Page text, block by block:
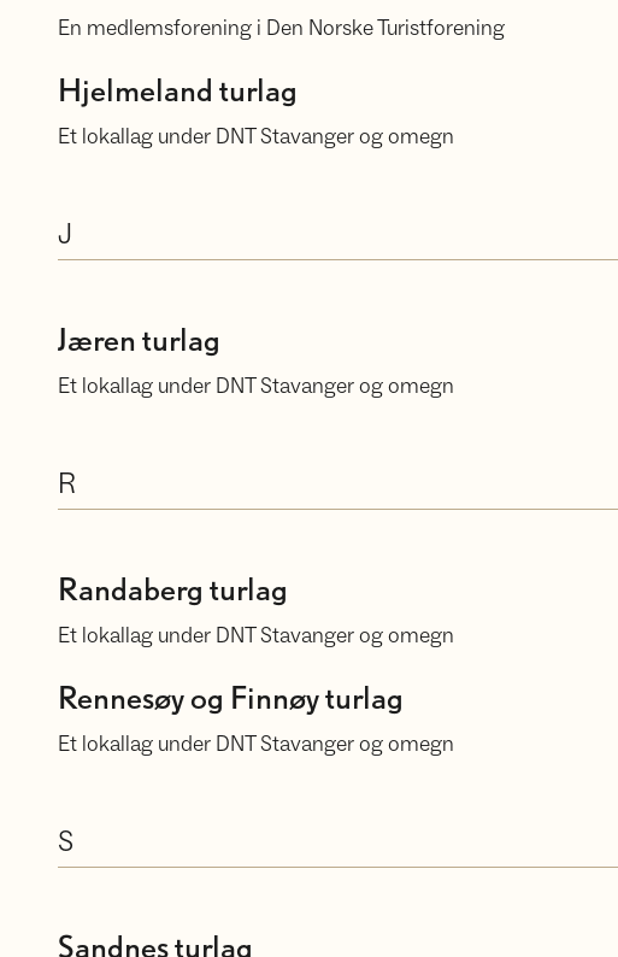
En medlemsforening i Den Norske Turistforening
Hjelmeland turlag
Hjelmeland turlag
Et lokallag under DNT Stavanger og omegn
J
Jæren turlag
Jæren turlag
Et lokallag under DNT Stavanger og omegn
R
Randaberg turlag
Randaberg turlag
Et lokallag under DNT Stavanger og omegn
Rennesøy og Finnøy turlag
Rennesøy og Finnøy turlag
Et lokallag under DNT Stavanger og omegn
S
Sandnes turlag
Sandnes turlag